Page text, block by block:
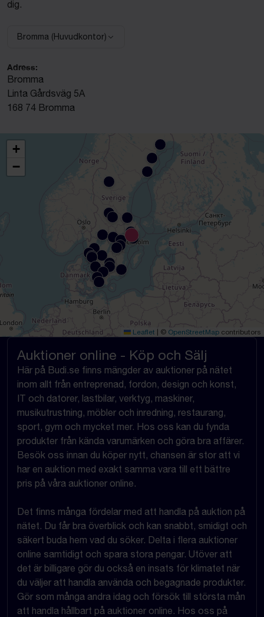
dig.
Välj anläggning:
Bromma (Huvudkontor)
Adress:
Bromma
Linta Gårdsväg 5A
168 74 Bromma
+
−
Leaflet © OpenStreetMap contributors
Auktioner online - Köp och Sälj
Här på Budi.se finns mängder av auktioner på nätet
inom allt från entreprenad, fordon, design och konst,
IT och datorer, lastbilar, verktyg, maskiner,
musikutrustning, möbler och inredning, restaurang,
sport, gym och mycket mer. Hos oss kan du fynda
produkter från kända varumärken och göra bra affärer.
Besök oss innan du köper nytt, chansen är stor att vi
har en auktion med exakt samma vara till ett bättre
pris på våra auktioner online.
Det finns många fördelar med att handla på auktion på
nätet. Du får bra överblick och kan snabbt, smidigt och
säkert buda hem vad du söker. Delta i flera auktioner
online samtidigt och spara stora pengar. Utöver att
det är billigare gör du också en insats för klimatet när
du väljer att handla använda och begagnade produkter.
Gör som många andra idag och försök till största mån
att handla hållbart på auktioner online. Hos oss på